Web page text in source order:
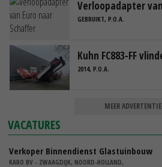
Verloopadapter
GEBRUIKT, P.O.A.
Kuhn FC883-FF
2014, P.O.A.
MEER
VACATURES
Verkoper Binnendienst Glastuinbouw
KARO BV - ZWAAGDIJK, NOORD-HOLLAND,